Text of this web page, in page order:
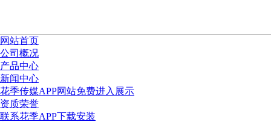
网站首页
公司概况
产品中心
新闻中心
花季传媒APP网站免费进入展示
资质荣誉
联系花季APP下载安装